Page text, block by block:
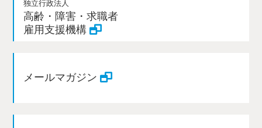
独立行政法人
高齢・障害・求職者
雇用支援機構
メールマガジン